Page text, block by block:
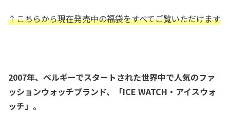
↑こちらから現在発売中の福袋をすべてご覧いただけます
2007年、ベルギーでスタートされた世界中で人気のファ
ッションウォッチブランド、「ICE WATCH・アイスウォ
ッチ」。